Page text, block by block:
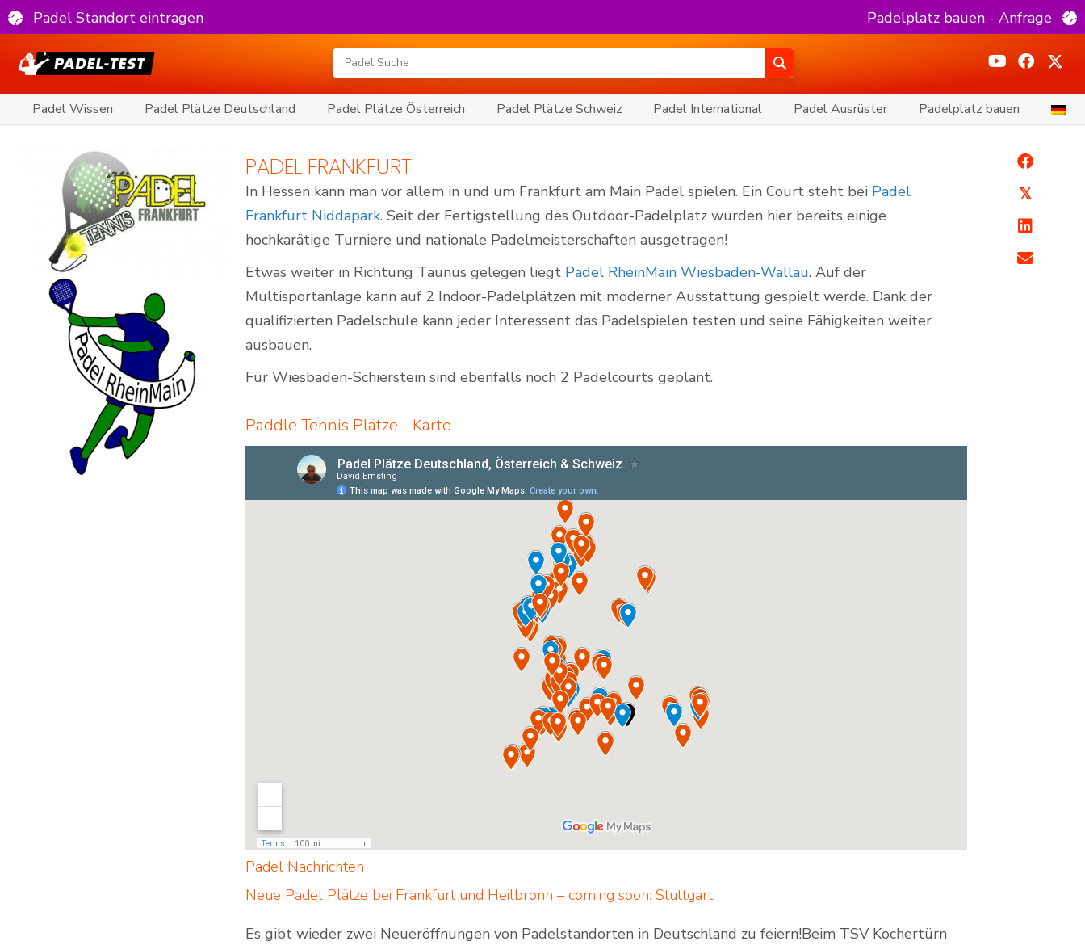
Padel Standort eintragen Padelplatz bauen - Anfrage
Padel Wissen Padel Plätze Deutschland Padel Plätze Österreich Padel Plätze Schweiz Padel International Padel Ausrüster Padelplatz bauen
PADEL FRANKFURT
In Hessen kann man vor allem in und um Frankfurt am Main Padel spielen. Ein Court steht bei Padel
Frankfurt Niddapark. Seit der Fertigstellung des Outdoor-Padelplatz wurden hier bereits einige
hochkarätige Turniere und nationale Padelmeisterschaften ausgetragen!
Etwas weiter in Richtung Taunus gelegen liegt Padel RheinMain Wiesbaden-Wallau. Auf der
Multisportanlage kann auf 2 Indoor-Padelplätzen mit moderner Ausstattung gespielt werde. Dank der
qualifizierten Padelschule kann jeder Interessent das Padelspielen testen und seine Fähigkeiten weiter
ausbauen.
Für Wiesbaden-Schierstein sind ebenfalls noch 2 Padelcourts geplant.
Paddle Tennis Plätze - Karte
Padel Nachrichten
Neue Padel Plätze bei Frankfurt und Heilbronn – coming soon: Stuttgart
Es gibt wieder zwei Neueröffnungen von Padelstandorten in Deutschland zu feiern!Beim TSV Kochertürn
𝕏